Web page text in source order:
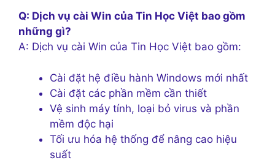
Q: Dịch vụ cài Win của Tin Học Việt bao gồm
những gì?
A: Dịch vụ cài Win của Tin Học Việt bao gồm:
Cài đặt hệ điều hành Windows mới nhất
Cài đặt các phần mềm cần thiết
Vệ sinh máy tính, loại bỏ virus và phần
mềm độc hại
Tối ưu hóa hệ thống để nâng cao hiệu
suất